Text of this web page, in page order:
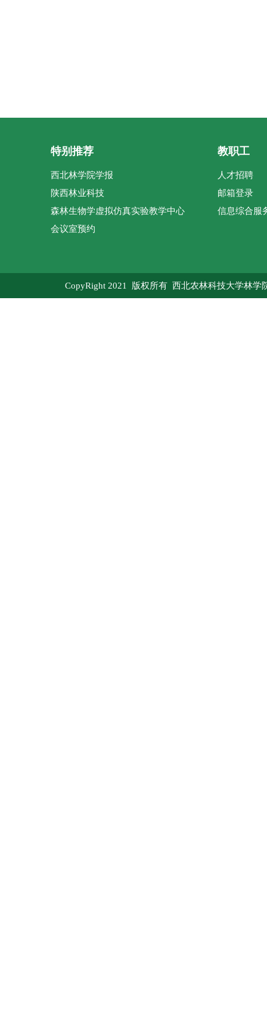
特别推荐
西北林学院学报
陕西林业科技
森林生物学虚拟仿真实验教学中心
会议室预约
教职工
人才招聘
邮箱登录
信息综合服
CopyRight 2021 版权所有 西北农林科技大学林